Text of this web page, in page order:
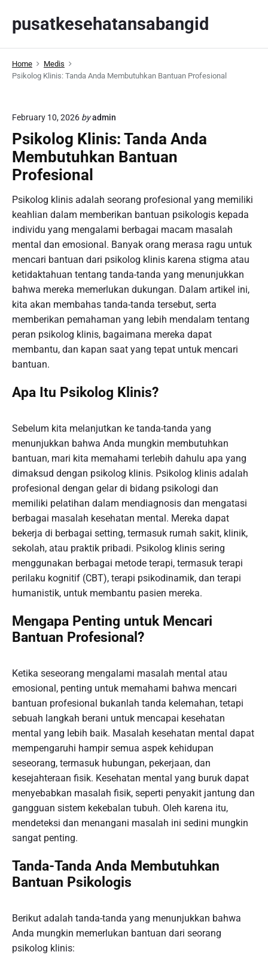
p
pusatkesehatansabangid
Home
Medis
Psikolog Klinis: Tanda Anda Membutuhkan Bantuan Profesional
February 10, 2026 byadmin
Psikolog Klinis: Tanda Anda
Membutuhkan Bantuan
Profesional
Psikolog klinis adalah seorang profesional yang memiliki
keahlian dalam memberikan bantuan psikologis kepada
individu yang mengalami berbagai macam masalah
mental dan emosional. Banyak orang merasa ragu untuk
mencari bantuan dari psikolog klinis karena stigma atau
ketidaktahuan tentang tanda-tanda yang menunjukkan
bahwa mereka memerlukan dukungan. Dalam artikel ini,
kita akan membahas tanda-tanda tersebut, serta
memberikan pemahaman yang lebih mendalam tentang
peran psikolog klinis, bagaimana mereka dapat
membantu, dan kapan saat yang tepat untuk mencari
bantuan.
Apa Itu Psikolog Klinis?
Sebelum kita melanjutkan ke tanda-tanda yang
menunjukkan bahwa Anda mungkin membutuhkan
bantuan, mari kita memahami terlebih dahulu apa yang
dimaksud dengan psikolog klinis. Psikolog klinis adalah
profesional dengan gelar di bidang psikologi dan
memiliki pelatihan dalam mendiagnosis dan mengatasi
berbagai masalah kesehatan mental. Mereka dapat
bekerja di berbagai setting, termasuk rumah sakit, klinik,
sekolah, atau praktik pribadi. Psikolog klinis sering
menggunakan berbagai metode terapi, termasuk terapi
perilaku kognitif (CBT), terapi psikodinamik, dan terapi
humanistik, untuk membantu pasien mereka.
Mengapa Penting untuk Mencari
Bantuan Profesional?
Ketika seseorang mengalami masalah mental atau
emosional, penting untuk memahami bahwa mencari
bantuan profesional bukanlah tanda kelemahan, tetapi
sebuah langkah berani untuk mencapai kesehatan
mental yang lebih baik. Masalah kesehatan mental dapat
mempengaruhi hampir semua aspek kehidupan
seseorang, termasuk hubungan, pekerjaan, dan
kesejahteraan fisik. Kesehatan mental yang buruk dapat
menyebabkan masalah fisik, seperti penyakit jantung dan
gangguan sistem kekebalan tubuh. Oleh karena itu,
mendeteksi dan menangani masalah ini sedini mungkin
sangat penting.
Tanda-Tanda Anda Membutuhkan
Bantuan Psikologis
Berikut adalah tanda-tanda yang menunjukkan bahwa
Anda mungkin memerlukan bantuan dari seorang
psikolog klinis: